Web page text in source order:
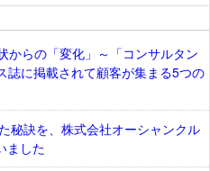
からの「変化」～「コンサルタン
誌に掲載されて顧客が集まる5つの
秘訣を、株式会社オーシャンクル
ました